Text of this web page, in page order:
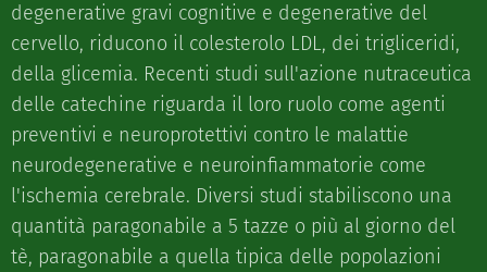
degenerative gravi cognitive e degenerative del
cervello, riducono il colesterolo LDL, dei trigliceridi,
della glicemia. Recenti studi sull'azione nutraceutica
delle catechine riguarda il loro ruolo come agenti
preventivi e neuroprotettivi contro le malattie
neurodegenerative e neuroinfiammatorie come
l'ischemia cerebrale. Diversi studi stabiliscono una
quantità paragonabile a 5 tazze o più al giorno del
tè, paragonabile a quella tipica delle popolazioni